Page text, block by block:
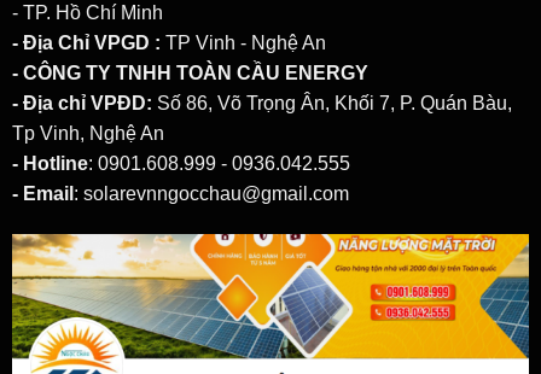
- TP. Hồ Chí Minh
- Địa Chỉ VPGD : TP Vinh - Nghệ An
- CÔNG TY TNHH TOÀN CẦU ENERGY
- Địa chỉ VPĐD: Số 86, Võ Trọng Ân, Khối 7, P. Quán Bàu,
Tp Vinh, Nghệ An
- Hotline: 0901.608.999 - 0936.042.555
- Email : solarevnngocchau@gmail.com